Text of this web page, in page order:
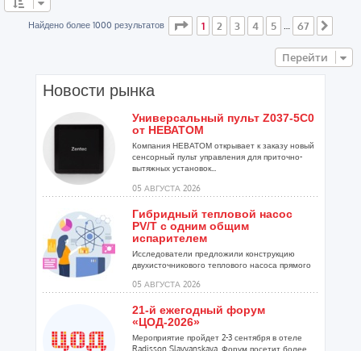
Найдено более 1000 результатов Страница из 67
1 2 3 4 5 67
Перейти
Новости рынка
Универсальный пульт Z037-5C0
от НЕВАТОМ
Компания НЕВАТОМ открывает к заказу новый
сенсорный пульт управления для приточно-
вытяжных установок...
05 АВГУСТА 2026
Гибридный тепловой насос
PV/T с одним общим
испарителем
Исследователи предложили конструкцию
двухисточникового теплового насоса прямого
05 АВГУСТА 2026
21-й ежегодный форум
«ЦОД-2026»
Мероприятие пройдет 2-3 сентября в отеле
Radisson Slavyanskaya. Форум посетит более